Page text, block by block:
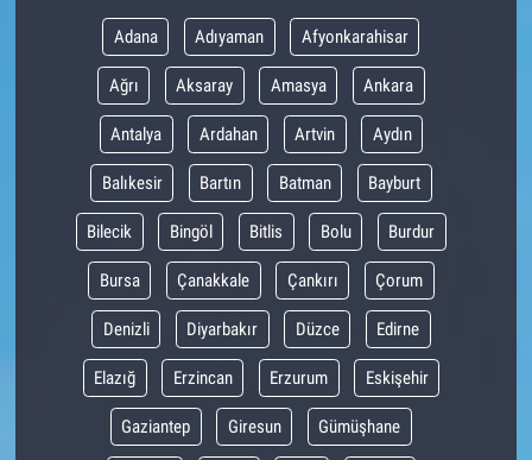
Adana Adıyaman Afyonkarahisar
Ağrı Aksaray Amasya Ankara
Antalya Ardahan Artvin Aydın
Balıkesir Bartın Batman Bayburt
Bilecik Bingöl Bitlis Bolu Burdur
Bursa Çanakkale Çankırı Çorum
Denizli Diyarbakır Düzce Edirne
Elazığ Erzincan Erzurum Eskişehir
Gaziantep Giresun Gümüşhane